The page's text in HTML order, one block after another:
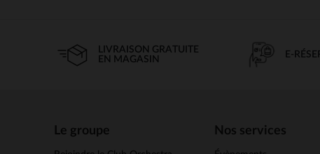
LIVRAISON GRATUITE
EN MAGASIN
E-
Le groupe Nos services